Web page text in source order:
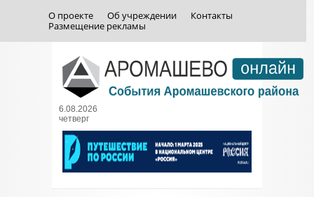
О проекте Об учреждении
Контакты
Размещение рекламы
6.08.2026
четверг